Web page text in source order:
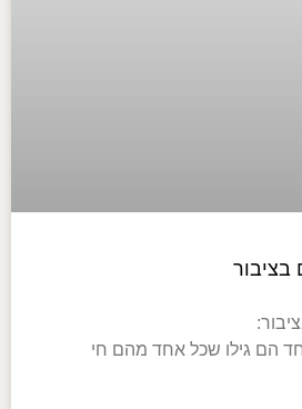
בציבור
שנים ביחד הם גילו שכל אחד מהם חי